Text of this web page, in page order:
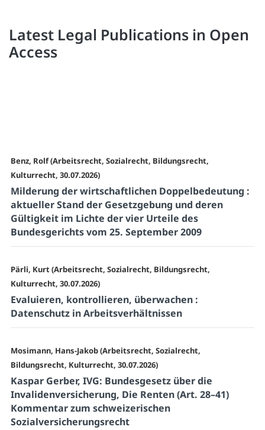
Latest Legal Publications in Open
Access
Benz, Rolf (Arbeitsrecht, Sozialrecht, Bildungsrecht,
Kulturrecht, 30.07.2026)
Milderung der wirtschaftlichen Doppelbedeutung :
aktueller Stand der Gesetzgebung und deren
Gültigkeit im Lichte der vier Urteile des
Bundesgerichts vom 25. September 2009
Pärli, Kurt (Arbeitsrecht, Sozialrecht, Bildungsrecht,
Kulturrecht, 30.07.2026)
Evaluieren, kontrollieren, überwachen :
Datenschutz in Arbeitsverhältnissen
Mosimann, Hans-Jakob (Arbeitsrecht, Sozialrecht,
Bildungsrecht, Kulturrecht, 30.07.2026)
Kaspar Gerber, IVG: Bundesgesetz über die
Invalidenversicherung, Die Renten (Art. 28–41)
Kommentar zum schweizerischen
Sozialversicherungsrecht